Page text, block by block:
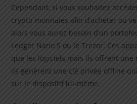
Cependant, si vous souhaitez
crypto-monnaies afin d’acheter ou
alors vous aurez besoin d’un
Ledger Nano S ou le Trezor. Ces
que les logiciels mais ils offrent une
ils génèrent une clé privée offline
sur le dispositif lui-même.